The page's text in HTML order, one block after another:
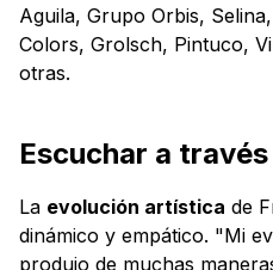
Aguila, Grupo Orbis,
Colors, Grolsch, Pintuco,
otras.
Escuchar a
La evolución artística de
dinámico y empático. "Mi
produjo de muchas